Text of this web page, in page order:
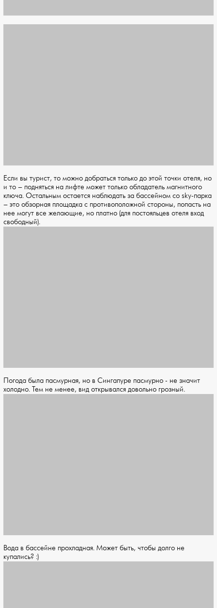
Если вы турист, то можно добраться только до этой точки отеля, но
и то – подняться на лифте может только обладатель магнитного
ключа. Остальным остается наблюдать за бассейном со sky-парка
– это обзорная площадка с противоположной стороны, попасть на
нее могут все желающие, но платно (для постояльцев отеля вход
свободный).
Погода была пасмурная, но в Сингапуре пасмурно - не значит
холодно. Тем не менее, вид открывался довольно грозный.
Вода в бассейне прохладная. Может быть, чтобы долго не
купались? :)